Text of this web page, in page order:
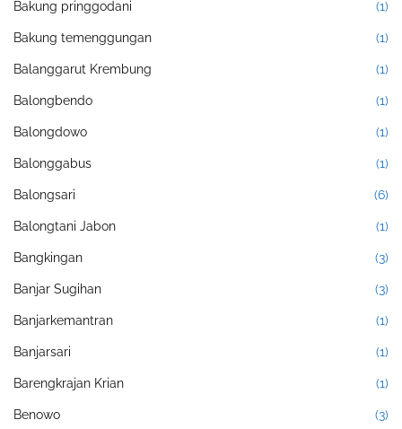
Bakung pringgodani (1)
Bakung temenggungan (1)
Balanggarut Krembung (1)
Balongbendo (1)
Balongdowo (1)
Balonggabus (1)
Balongsari (6)
Balongtani Jabon (1)
Bangkingan (3)
Banjar Sugihan (3)
Banjarkemantran (1)
Banjarsari (1)
Barengkrajan Krian (1)
Benowo (3)